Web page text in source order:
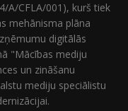
A/CFLA/001), kurš tiek
mehānisma plāna
digitālās
"Mācības mediju
un zināšanu
mediju speciālistu